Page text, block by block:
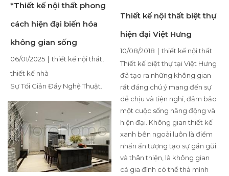
*Thiết kế nội thất phong
cách hiện đại biến hóa
không gian sống
06/01/2025 | thiết kế nội thất,
thiết kế nhà
Sự Tối Giản Đầy Nghệ Thuật.
Thiết kế nội thất biệt thự
hiện đại Việt Hưng
10/08/2018 | thiết kế nội thất
Thiết kế biệt thự tại Việt Hưng
đã tạo ra những không gian
rất đáng chú ý mang đến sự
dễ chịu và tiện nghi, đảm bảo
một cuộc sống năng động và
hiện đại. Không gian thiết kế
xanh bên ngoài luôn là điểm
nhấn ấn tượng tạo sự gần gũi
và thân thiện, là không gian
cả gia đình có thể thả mình